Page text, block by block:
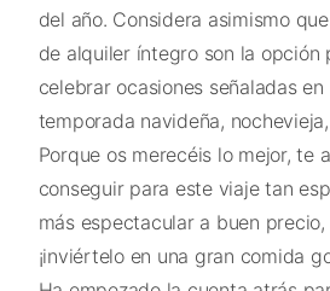
del año. Considera asimismo
de alquiler íntegro son la opción
celebrar ocasiones señaladas
temporada navideña,
Porque os merecéis lo mejor, te
conseguir para este viaje tan
más espectacular a buen
¡inviértelo en una gran comida